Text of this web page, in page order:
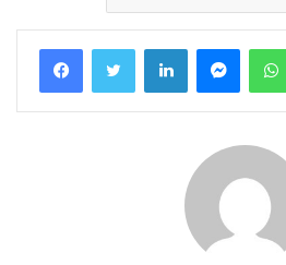
FacebookTwitter LinkedIn